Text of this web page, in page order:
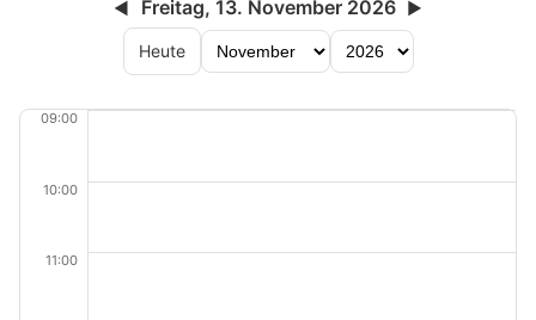
◀ Freitag, 13. November 2026 ▶
Heute
09:00
10:00
11:00